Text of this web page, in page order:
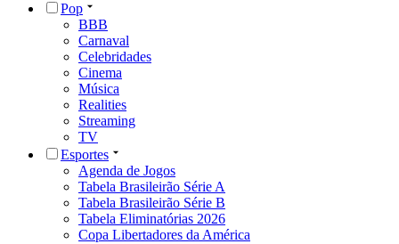
Pop
BBB
Carnaval
Celebridades
Cinema
Música
Realities
Streaming
TV
Esportes
Agenda de Jogos
Tabela Brasileirão Série A
Tabela Brasileirão Série B
Tabela Eliminatórias 2026
Copa Libertadores da América